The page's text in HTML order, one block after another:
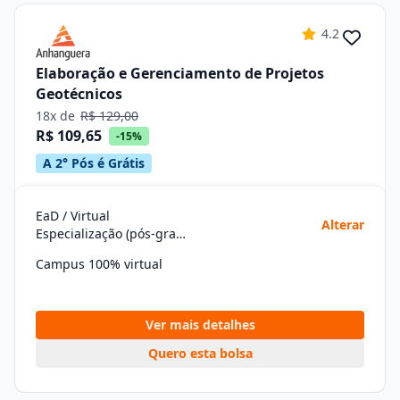
4.2
Elaboração e Gerenciamento de Projetos
Geotécnicos
18x de R$ 129,00
R$ 109,65 -15%
A 2° Pós é Grátis
EaD / Virtual
Especialização (pós-graduação)
Alterar
Campus 100% virtual
Ver mais detalhes
Quero esta bolsa